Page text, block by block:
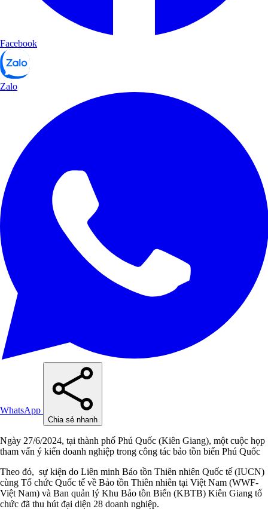
Facebook
Zalo
WhatsApp
Chia sẻ nhanh
Ngày 27/6/2024, tại thành phố Phú Quốc (Kiên Giang), một cuộc họp
tham vấn ý kiến doanh nghiệp trong công tác bảo tồn biển Phú Quốc
Theo đó, sự kiện do Liên minh Bảo tồn Thiên nhiên Quốc tế (IUCN)
cùng Tổ chức Quốc tế về Bảo tồn Thiên nhiên tại Việt Nam (WWF-
Việt Nam) và Ban quản lý Khu Bảo tồn Biển (KBTB) Kiên Giang tổ
chức đã thu hút đại diện 28 doanh nghiệp.